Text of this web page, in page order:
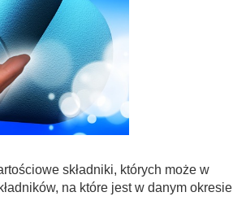
składniki, których może w
na które jest w danym okresie